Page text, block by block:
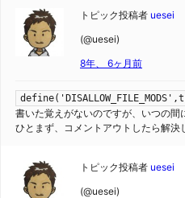
トピック投稿者 uesei
(@uesei)
8年、 6ヶ月前
書いた覚えがないのですが、いつの間
ひとまず、コメントアウトしたら解決
トピック投稿者 uesei
(@uesei)